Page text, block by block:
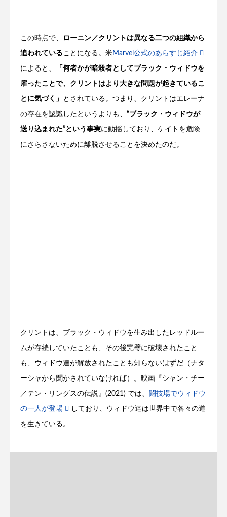
この時点で、 ローニン／クリントは異なる二つの組織から
追われている ことになる。米Marvel公式のあらすじ紹介
によると、 「何者かが暗殺者としてブラック・ウィドウを
雇ったことで、クリントはより大きな問題が起きているこ
とに気づく」 とされている。つまり、クリントはエレーナ
の存在を認識したというよりも、 “ブラック・ウィドウが
送り込まれた”という事実に動揺しており、ケイトを危険
にさらさないために離脱させることを決めたのだ。
クリントは、ブラック・ウィドウを生み出したレッドルー
ムが存続していたことも、その後完璧に破壊されたこと
も、ウィドウ達が解放されたことも知らないはずだ（ナタ
ーシャから聞かされていなければ）。映画『シャン・チー
／テン・リングスの伝説』(2021) では、 闘技場でウィドウ
の一人が登場 しており、ウィドウ達は世界中で各々の道
を生きている。